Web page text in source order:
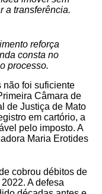
a transferência.
reforça
consta no
processo.
não foi suficiente
Câmara de
de Justiça de Mato
em cartório, a
pelo imposto. A
Maria Erotides
cobrou débitos de
A defesa